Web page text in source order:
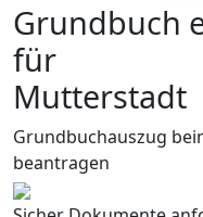
Grundbuch
für
Mutterstadt
Grundbuchauszug
beantragen